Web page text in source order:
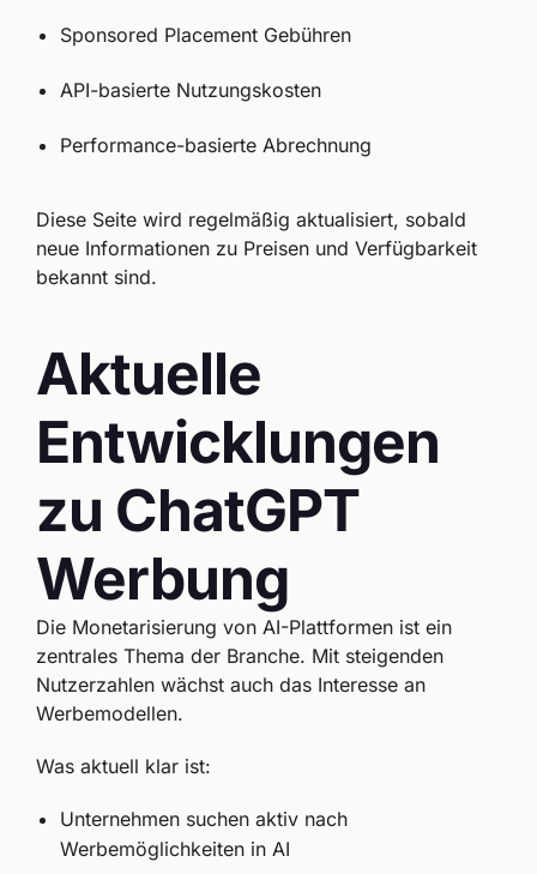
Sponsored Placement Gebühren
API-basierte Nutzungskosten
Performance-basierte Abrechnung
Diese Seite wird regelmäßig aktualisiert, sobald
neue Informationen zu Preisen und Verfügbarkeit
bekannt sind.
Aktuelle
Entwicklungen
zu ChatGPT
Werbung
Die Monetarisierung von AI-Plattformen ist ein
zentrales Thema der Branche. Mit steigenden
Nutzerzahlen wächst auch das Interesse an
Werbemodellen.
Was aktuell klar ist:
Unternehmen suchen aktiv nach
Werbemöglichkeiten in AI